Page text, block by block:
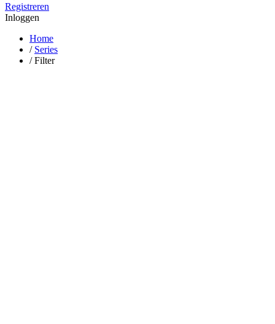
Registreren
Inloggen
Home
/ Series
/ Filter